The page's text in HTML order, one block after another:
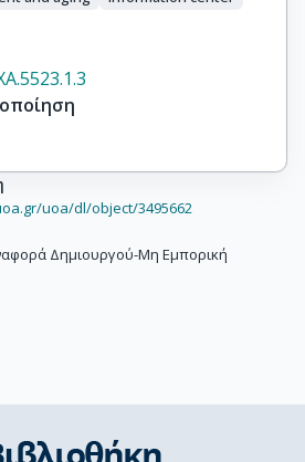
uoa/dl/object/3495662
Δημιουργού-Μη Εμπορική